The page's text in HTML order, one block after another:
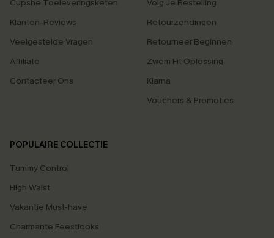
Cupshe Toeleveringsketen
Klanten-Reviews
Veelgestelde Vragen
Affiliate
Contacteer Ons
Volg Je Bestelling
Retourzendingen
Retourneer Beginnen
Zwem Fit Oplossing
Klarna
Vouchers & Promoties
POPULAIRE COLLECTIE
Tummy Control
High Waist
Vakantie Must-have
Charmante Feestlooks